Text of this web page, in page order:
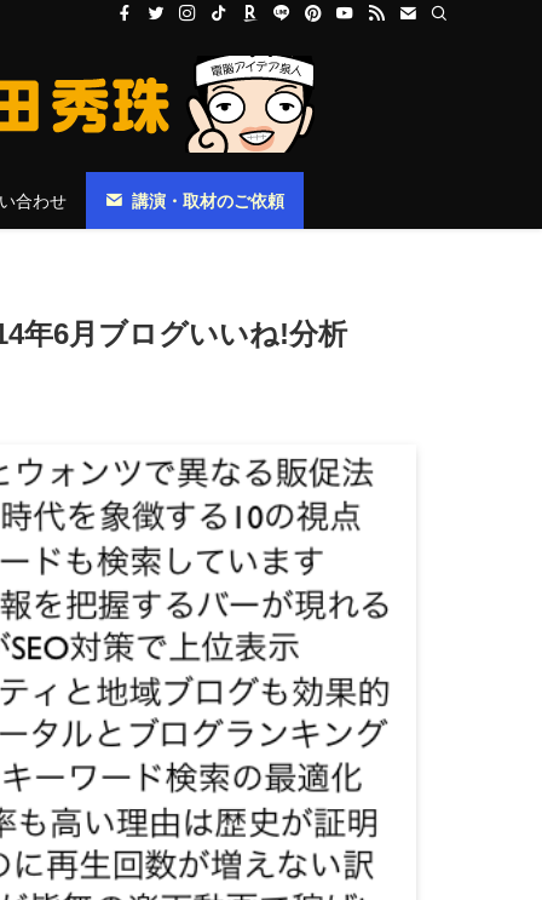
合わせ 講演・取材のご依頼
年6月ブログいいね!分析